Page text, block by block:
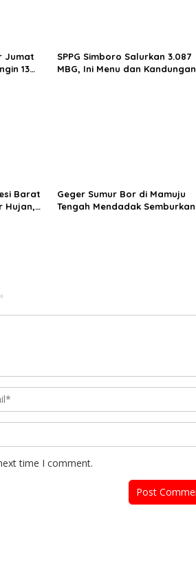
Jumat
13
SPPG Simboro Salurkan 3.087
MBG, Ini Menu dan Kandungan
Barat
Hujan,
Geger Sumur Bor di Mamuju
Tengah Mendadak Semburkan
*
time I comment.